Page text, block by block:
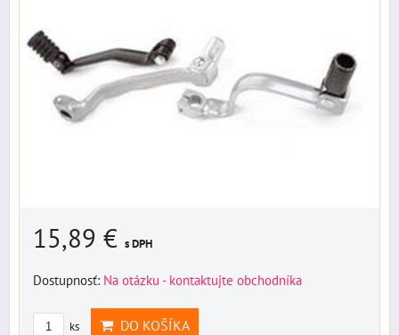
15,89 € s DPH
Dostupnosť: Na otázku - kontaktujte obchodníka
ks DO KOŠÍKA